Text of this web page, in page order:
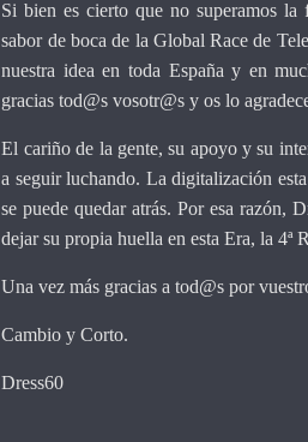
Si bien es cierto que no superamos
sabor de boca de la Global Race de
nuestra idea en toda España y en
gracias tod@s vosotr@s y os lo
El cariño de la gente, su apoyo y su
a seguir luchando. La digitalización
se puede quedar atrás. Por esa razón,
dejar su propia huella en esta Era, la 4ª
Una vez más gracias a tod@s por
Cambio y Corto.
Dress60